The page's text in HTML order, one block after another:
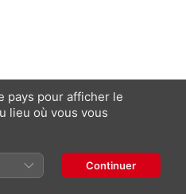
Mélodies
Galland
Bernard
pays pour afficher le
lieu où vous vous
Continuer